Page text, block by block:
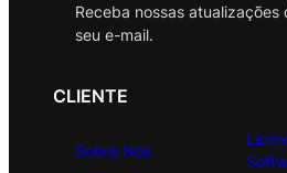
Receba nossas atualizações
seu e-mail.
CLIENTE
Sobre Nós